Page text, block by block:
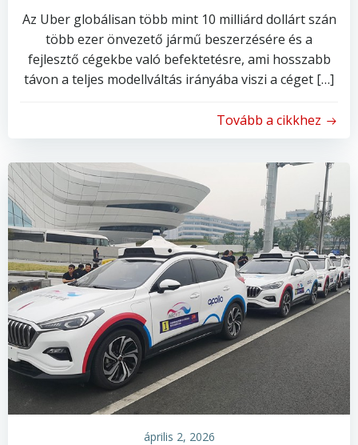
Az Uber globálisan több mint 10 milliárd dollárt szán
több ezer önvezető jármű beszerzésére és a
fejlesztő cégekbe való befektetésre, ami hosszabb
távon a teljes modellváltás irányába viszi a céget […]
Tovább a cikkhez
április 2, 2026